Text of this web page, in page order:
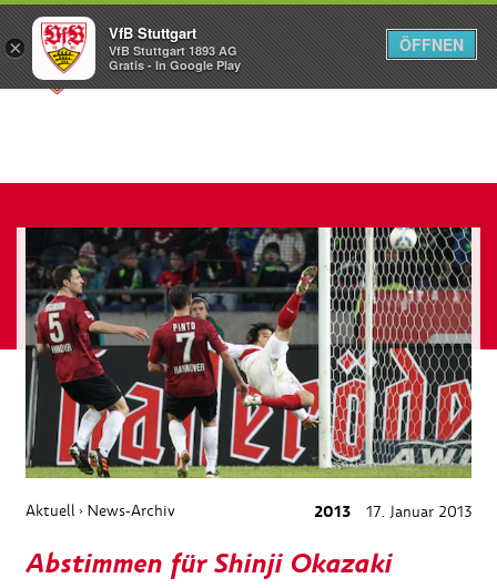
Menü
Aktuell › News-Archiv 2013 17. Januar 2013
Abstimmen für Shinji Okazaki
×
VfB Stuttgart
VfB Stuttgart 1893 AG
Gratis - In Google Play
ÖFFNEN